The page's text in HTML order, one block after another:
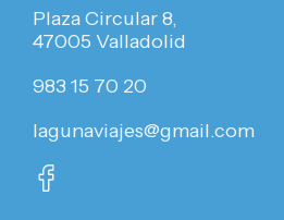
Plaza Circular 8,
47005 Valladolid
983 15 70 20
lagunaviajes@gmail.com